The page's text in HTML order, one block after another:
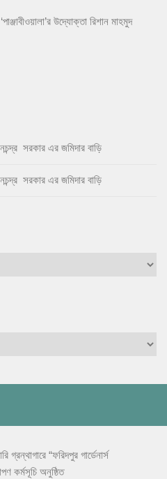
উদ্যোক্তা রিশান মাহমুদ
সরকার এর জমিদার বাড়ি
সরকার এর জমিদার বাড়ি
গ্রন্থাগারে “ফরিদপুর গার্ডেনার্স
কর্মসূচি অনুষ্ঠিত